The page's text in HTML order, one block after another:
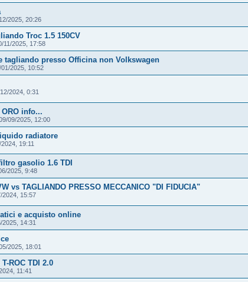
2025, 20:26
Troc 1.5 150CV
11/2025, 17:58
tagliando presso Officina non Volkswagen
01/2025, 10:52
2024, 0:31
ORO info...
09/2025, 12:00
radiatore
19:11
gasolio 1.6 TDI
2025, 9:48
vs TAGLIANDO PRESSO MECCANICO "DI FIDUCIA"
2024, 15:57
e acquisto online
2025, 14:31
2025, 18:01
ROC TDI 2.0
11:41